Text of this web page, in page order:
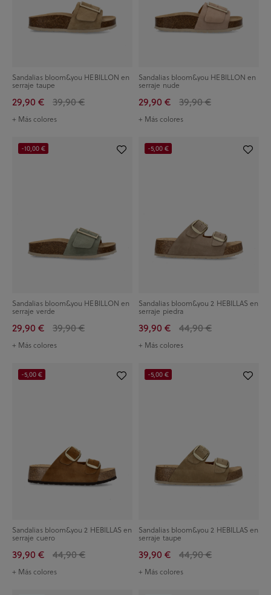
Sandalias bloom&you HEBILLON en
serraje taupe
29,90 € 39,90 €
+ Más colores
Sandalias bloom&you HEBILLON en
serraje nude
29,90 € 39,90 €
+ Más colores
Sandalias bloom&you HEBILLON en
serraje verde
29,90 € 39,90 €
+ Más colores
-10,00 €
Sandalias bloom&you 2 HEBILLAS en
serraje piedra
39,90 € 44,90 €
+ Más colores
-5,00 €
Sandalias bloom&you 2 HEBILLAS en
serraje cuero
39,90 € 44,90 €
+ Más colores
-5,00 €
Sandalias bloom&you 2 HEBILLAS en
serraje taupe
39,90 € 44,90 €
+ Más colores
-5,00 €